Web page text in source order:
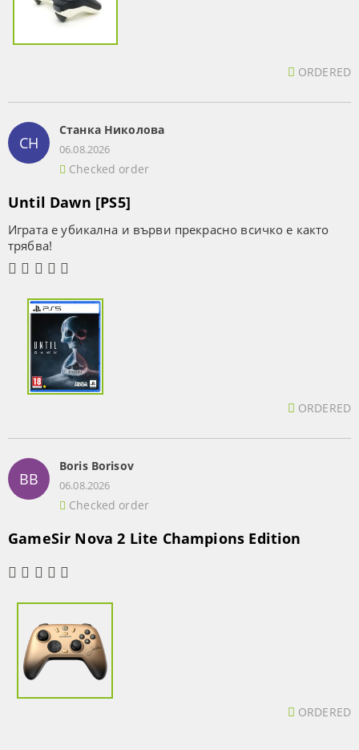
ORDERED
СН
Станка Николова
06.08.2026
Checked order
Until Dawn [PS5]
Играта е убикална и върви прекрасно всичко е както
трябва!
ORDERED
BB
Boris Borisov
06.08.2026
Checked order
GameSir Nova 2 Lite Champions Edition
ORDERED